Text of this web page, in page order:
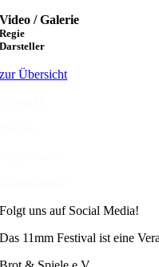
Video / Galerie
Regie
Darsteller
zur Übersicht
Folgt uns auf Social Media!
Das 11mm Festival ist eine